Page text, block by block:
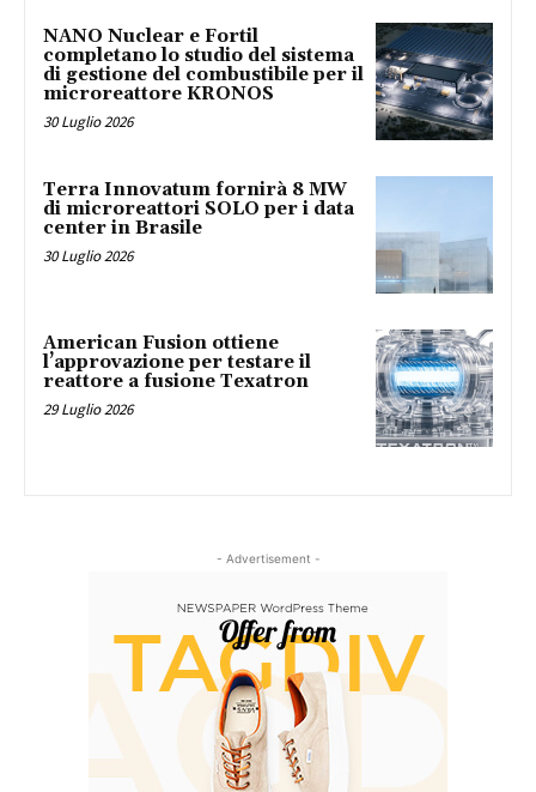
NANO Nuclear e Fortil
completano lo studio del sistema
di gestione del combustibile per il
microreattore KRONOS
30 Luglio 2026
Terra Innovatum fornirà 8 MW
di microreattori SOLO per i data
center in Brasile
30 Luglio 2026
American Fusion ottiene
l’approvazione per testare il
reattore a fusione Texatron
29 Luglio 2026
- Advertisement -